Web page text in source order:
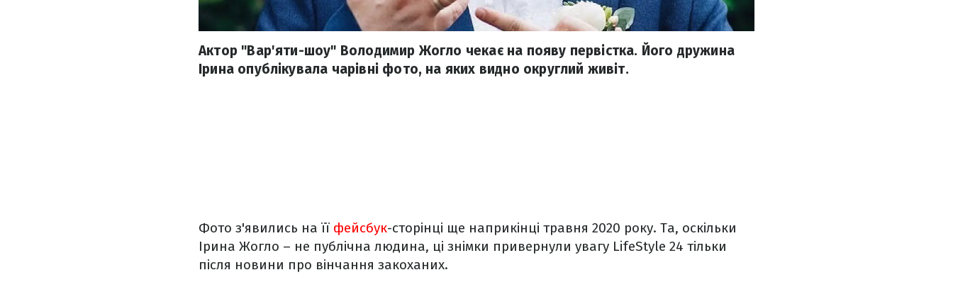
Актор "Вар'яти-шоу" Володимир Жогло чекає на появу первістка. Його дружина
Ірина опублікувала чарівні фото, на яких видно округлий живіт.
Фото з'явились на її фейсбук-сторінці ще наприкінці травня 2020 року. Та, оскільки
Ірина Жогло – не публічна людина, ці знімки привернули увагу LifeStyle 24 тільки
після новини про вінчання закоханих.